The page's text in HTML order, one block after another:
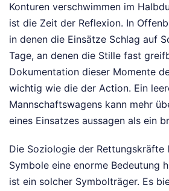
Konturen verschwimmen im
ist die Zeit der Reflexion. In
in denen die Einsätze Schlag auf
Tage, an denen die Stille fast
Dokumentation dieser Momente
wichtig wie die der Action. Ein
Mannschaftswagens kann mehr
eines Einsatzes aussagen als ein
Die Soziologie der Rettungskräfte
Symbole eine enorme Bedeutung
ist ein solcher Symbolträger. Es